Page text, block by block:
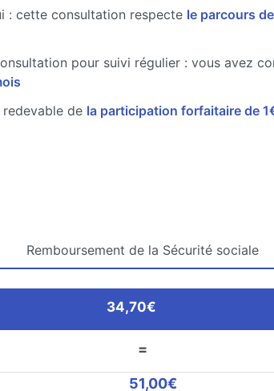
: cette consultation respecte le parcours
pour suivi régulier : vous avez
redevable de la participation forfaitaire de
Remboursement de la Sécurité sociale
34,70€
=
51,00€